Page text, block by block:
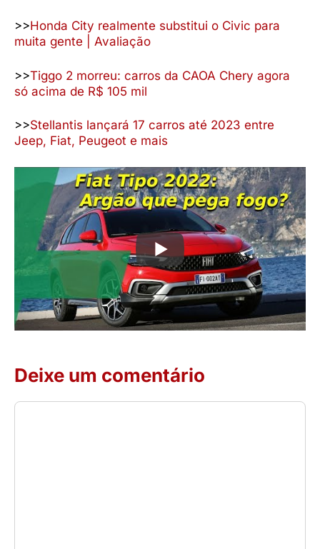
>>Honda City realmente substitui o Civic para
muita gente | Avaliação
>>Tiggo 2 morreu: carros da CAOA Chery agora
só acima de R$ 105 mil
>>Stellantis lançará 17 carros até 2023 entre
Jeep, Fiat, Peugeot e mais
Deixe um comentário
Comentário